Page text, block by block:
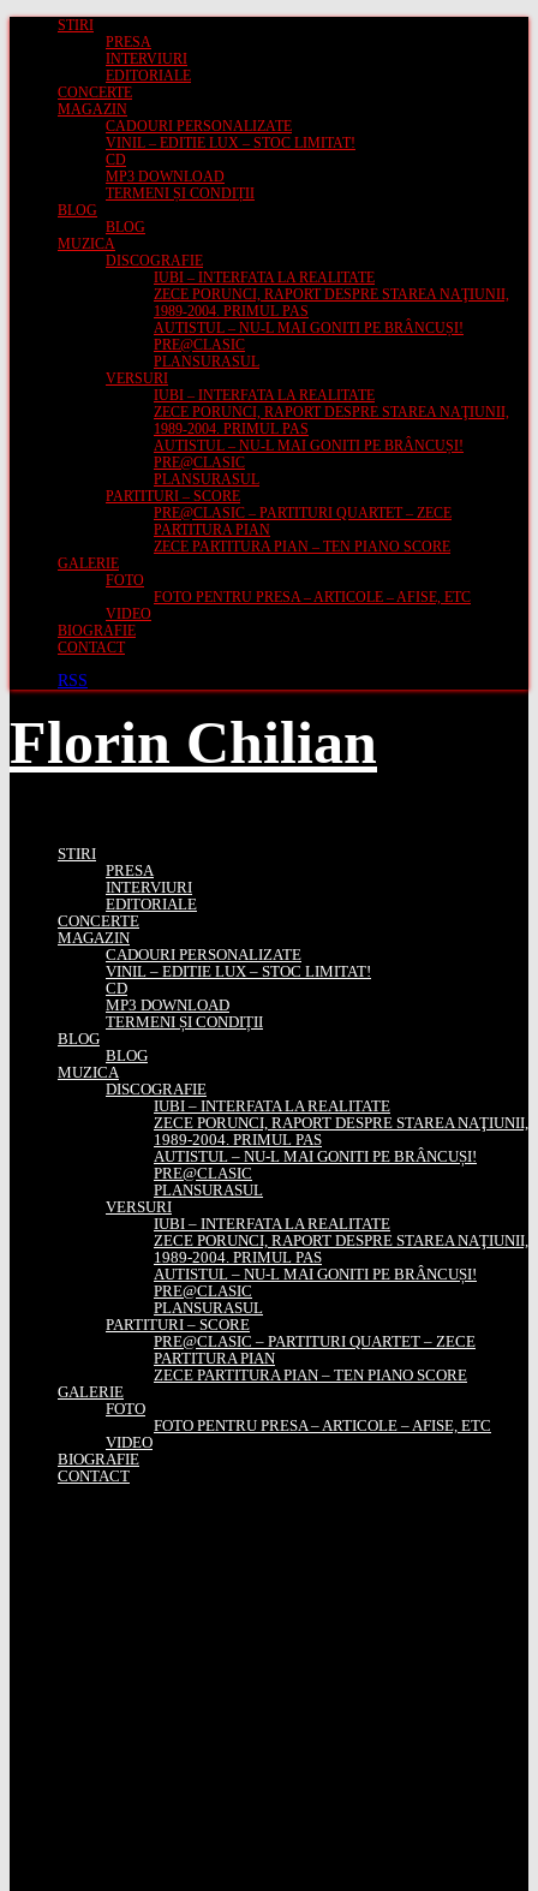
Skip
STIRI
PRESA
INTERVIURI
EDITORIALE
CONCERTE
MAGAZIN
CADOURI PERSONALIZATE
VINIL – EDITIE LUX – STOC LIMITAT!
CD
MP3 DOWNLOAD
TERMENI ȘI CONDIȚII
BLOG
BLOG
MUZICA
DISCOGRAFIE
IUBI – INTERFATA LA REALITATE
ZECE PORUNCI, RAPORT DESPRE STAREA NAŢIUNII,
1989-2004. PRIMUL PAS
AUTISTUL – NU-L MAI GONITI PE BRÂNCUȘI!
PRE@CLASIC
PLANSURASUL
VERSURI
IUBI – INTERFATA LA REALITATE
ZECE PORUNCI, RAPORT DESPRE STAREA NAŢIUNII,
1989-2004. PRIMUL PAS
AUTISTUL – NU-L MAI GONITI PE BRÂNCUȘI!
PRE@CLASIC
PLANSURASUL
PARTITURI – SCORE
PRE@CLASIC – PARTITURI QUARTET – ZECE
PARTITURA PIAN
ZECE PARTITURA PIAN – TEN PIANO SCORE
GALERIE
FOTO
FOTO PENTRU PRESA – ARTICOLE – AFISE, ETC
VIDEO
BIOGRAFIE
CONTACT
RSS
Florin Chilian
STIRI
PRESA
INTERVIURI
EDITORIALE
CONCERTE
MAGAZIN
CADOURI PERSONALIZATE
VINIL – EDITIE LUX – STOC LIMITAT!
CD
MP3 DOWNLOAD
TERMENI ȘI CONDIȚII
BLOG
BLOG
MUZICA
DISCOGRAFIE
IUBI – INTERFATA LA REALITATE
ZECE PORUNCI, RAPORT DESPRE STAREA NAŢIUNII,
1989-2004. PRIMUL PAS
AUTISTUL – NU-L MAI GONITI PE BRÂNCUȘI!
PRE@CLASIC
PLANSURASUL
VERSURI
IUBI – INTERFATA LA REALITATE
ZECE PORUNCI, RAPORT DESPRE STAREA NAŢIUNII,
1989-2004. PRIMUL PAS
AUTISTUL – NU-L MAI GONITI PE BRÂNCUȘI!
PRE@CLASIC
PLANSURASUL
PARTITURI – SCORE
PRE@CLASIC – PARTITURI QUARTET – ZECE
PARTITURA PIAN
ZECE PARTITURA PIAN – TEN PIANO SCORE
GALERIE
FOTO
FOTO PENTRU PRESA – ARTICOLE – AFISE, ETC
VIDEO
BIOGRAFIE
CONTACT